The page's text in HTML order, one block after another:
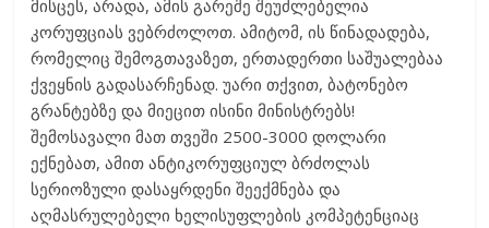
მისცეს, არადა, ამის გარეშე შეუძლებელია
კორუფციას ვებრძოლოთ. ამიტომ, ის წინადადება,
რომელიც შემოგთავაზეთ, ერთადერთი საშუალებაა
ქვეყნის გადასარჩენად. უარი თქვით, ბატონებო
გრანტებზე და მიეცით ისინი მინისტრებს!
შემოსავალი მათ თვეში 2500-3000 დოლარი
ექნებათ, ამით ანტიკორუფციულ ბრძოლას
სერიოზული დასაყრდენი შეექმნება და
აღმასრულებელი ხელისუფლების კომპეტენციაც